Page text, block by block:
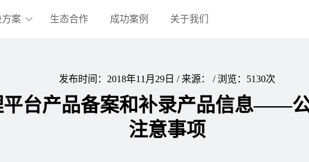
案 生态合作 成功案例 关于我们
发布时间： 2018年11月29日 / 来源： / 浏览： 5130次
台产品备案和补录产品信息——
注意事项